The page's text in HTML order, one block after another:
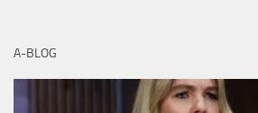
A-BLOG